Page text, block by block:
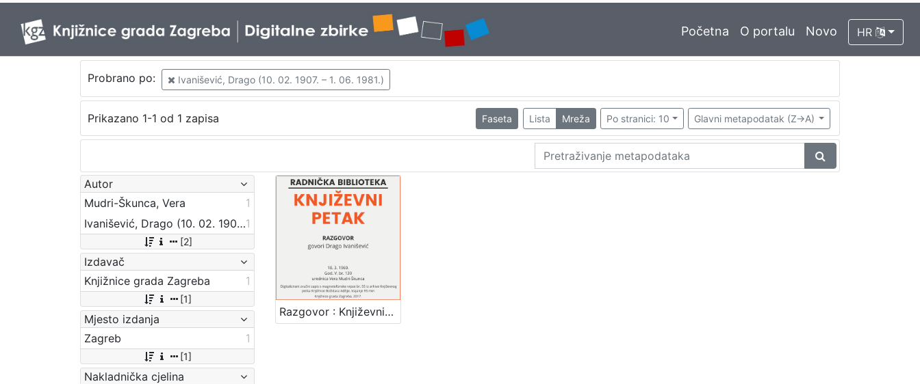
Početna O portalu Novo HR
Probrano po: Ivanišević, Drago (10. 02. 1907. – 1. 06. 1981.)
Prikazano 1-1 od 1 zapisa Faseta Lista Mreža Po stranici: 10 Glavni metapodatak (Z->A)
Autor
Mudri-Škunca, Vera
1
Ivanišević, Drago (10. 02. 1907. – 1. 06. 1981.)1
[2]
Izdavač
Knjižnice grada Zagreba
1
[1]
Mjesto izdanja
Zagreb
1
[1]
Nakladnička cjelina
Razgovor : Književni petak, 18. 3. 1960., Radnički dom / govori Drago Ivanišević ; urednica Vera Mudri-Škunca